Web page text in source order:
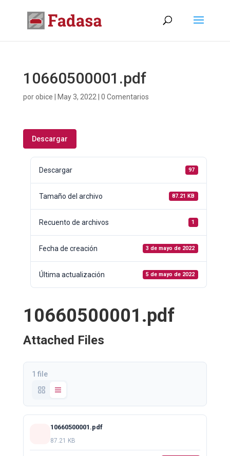
10660500001.pdf
porobice May 3, 2022 0 Comentarios
Descargar
Descargar 97
Tamaño del archivo 87.21 KB
Recuento de archivos 1
Fecha de creación 3 de mayo de 2022
Última actualización 5 de mayo de 2022
10660500001.pdf
Attached Files
1 file
10660500001.pdf
87.21 KB